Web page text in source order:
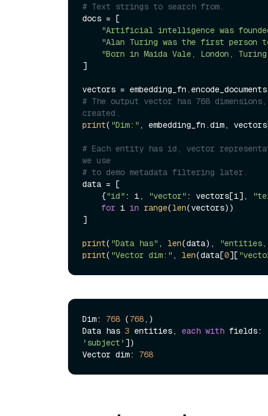
# Text strings to search from.
docs = [
"Artificial intelligence was
"Alan Turing was the first person
"Born in Maida Vale, London,
]
# The output vector has 768
created.
print( "Dim:" , embedding_fn.dim,
# Each entity has id, vector
we use
# to demo metadata filtering later.
data = [
    {
"id" : i, "vector" : vectors[i],
for i in range(len(vectors))
]
print( "Data has" , len(data),
print( "Vector dim:" , len(data[0][
Dim: 768 (768,)
Data has 3 entities, each with fields:
'subject' ])
Vector dim: 768